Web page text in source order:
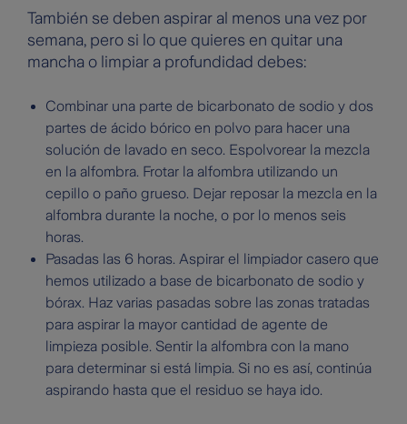
También se deben aspirar al menos una vez por
semana, pero si lo que quieres en quitar una
mancha o limpiar a profundidad debes:
Combinar una parte de bicarbonato de sodio y dos
partes de ácido bórico en polvo para hacer una
solución de lavado en seco. Espolvorear la mezcla
en la alfombra. Frotar la alfombra utilizando un
cepillo o paño grueso. Dejar reposar la mezcla en la
alfombra durante la noche, o por lo menos seis
horas.
Pasadas las 6 horas. Aspirar el limpiador casero que
hemos utilizado a base de bicarbonato de sodio y
bórax. Haz varias pasadas sobre las zonas tratadas
para aspirar la mayor cantidad de agente de
limpieza posible. Sentir la alfombra con la mano
para determinar si está limpia. Si no es así, continúa
aspirando hasta que el residuo se haya ido.